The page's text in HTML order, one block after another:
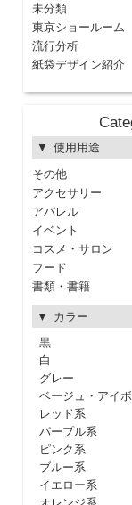
未分類
東京ショールーム
流行分析
紙袋デザイン紹介
使用用途
その他
アクセサリー
アパレル
イベント
コスメ・サロン
フード
書類・書籍
カラー
黒
白
グレー
ベージュ・アイ
レッド系
パープル系
ピンク系
ブルー系
イエロー系